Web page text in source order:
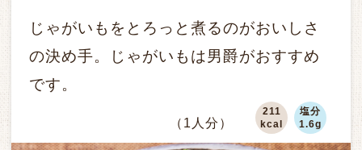
じゃがいもをとろっと煮るのがおいしさ
の決め手。じゃがいもは男爵がおすすめ
です。
211
kcal
塩分
1.6g
（1人分）